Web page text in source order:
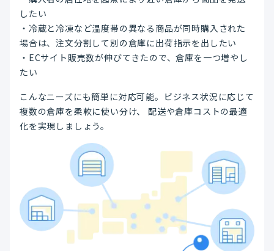
したい
・冷蔵と冷凍など温度帯の異なる商品が同時購入された
場合は、注文分割して別の倉庫に出荷指示を出したい
・ECサイト販売数が伸びてきたので、倉庫を一つ増やし
たい
こんなニーズにも簡単に対応可能。ビジネス状況に応じて
複数の倉庫を柔軟に使い分け、 配送や倉庫コストの最適
化を実現しましょう。